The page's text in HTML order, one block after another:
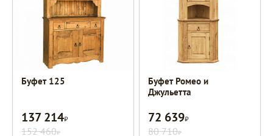
Буфет 125
137 214Р
152 460Р
Буфет Ромео и
Джульетта
72 639Р
80 710Р